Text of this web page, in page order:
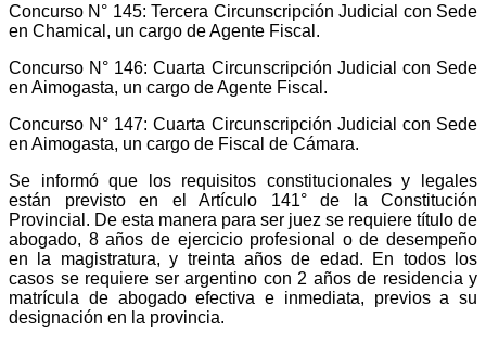
Concurso N° 145: Tercera Circunscripción Judicial con Sede
en Chamical, un cargo de Agente Fiscal.
Concurso N° 146: Cuarta Circunscripción Judicial con Sede
en Aimogasta, un cargo de Agente Fiscal.
Concurso N° 147: Cuarta Circunscripción Judicial con Sede
en Aimogasta, un cargo de Fiscal de Cámara.
Se informó que los requisitos constitucionales y legales
están previsto en el Artículo 141° de la Constitución
Provincial. De esta manera para ser juez se requiere título de
abogado, 8 años de ejercicio profesional o de desempeño
en la magistratura, y treinta años de edad. En todos los
casos se requiere ser argentino con 2 años de residencia y
matrícula de abogado efectiva e inmediata, previos a su
designación en la provincia.